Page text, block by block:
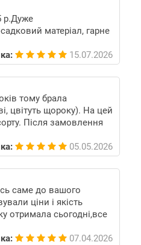
р.Дуже
матеріал, гарне
15.07.2026
тому брала
цвітуть щороку). На цей
Після замовлення
05.05.2026
саме до вашого
ціни і якість
отримала сьогодні,все
07.04.2026